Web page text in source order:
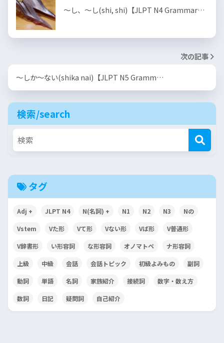
～し、〜し(shi, shi)【JLPT N4 Grammar…
次の記事
～しか～ない(shika nai)【JLPT N5 Gramm…
検索/search
タグ
Adj + JLPT N4 N(名詞) + N1 N2 N3 Nの
Vstem Vた形 Vて形 Vない形 Vば形 V普通形
V辞書形 い形容詞 な形容詞 オノマトペ ナ形容詞
上級 中級 会話 会話トピック 初級よみもの 副詞
動詞 単語 名詞 家族紹介 接続詞 数字・数え方
数詞 日記 疑問詞 自己紹介